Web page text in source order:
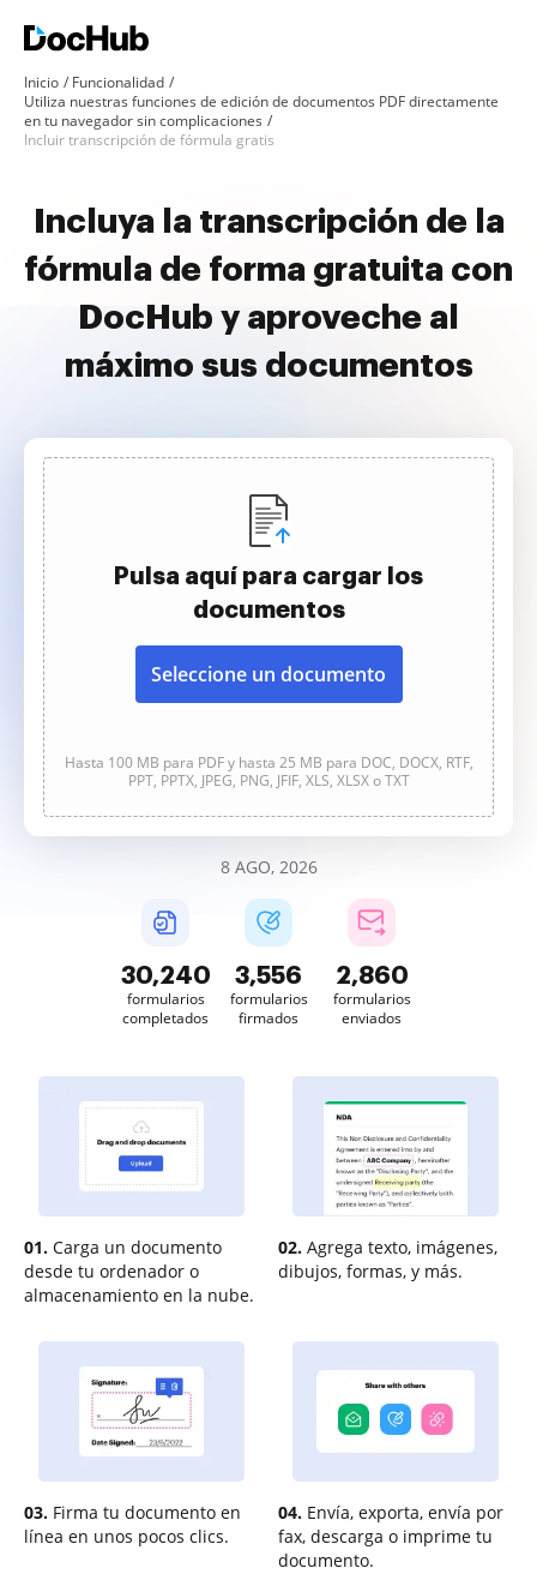
Inicio
Funcionalidad
Utiliza nuestras funciones de edición de documentos PDF directamente
en tu navegador sin complicaciones
Incluir transcripción de fórmula gratis
Incluya la transcripción de la
fórmula de forma gratuita con
DocHub y aproveche al
máximo sus documentos
Pulsa aquí para cargar los
documentos
Seleccione un documento
Hasta 100 MB para PDF y hasta 25 MB para DOC, DOCX, RTF,
PPT, PPTX, JPEG, PNG, JFIF, XLS, XLSX o TXT
8 AGO, 2026
30,240
formularios
completados
3,556
formularios
firmados
2,860
formularios
enviados
01. Carga un documento
desde tu ordenador o
almacenamiento en la nube.
02. Agrega texto, imágenes,
dibujos, formas, y más.
03. Firma tu documento en
línea en unos pocos clics.
04. Envía, exporta, envía por
fax, descarga o imprime tu
documento.